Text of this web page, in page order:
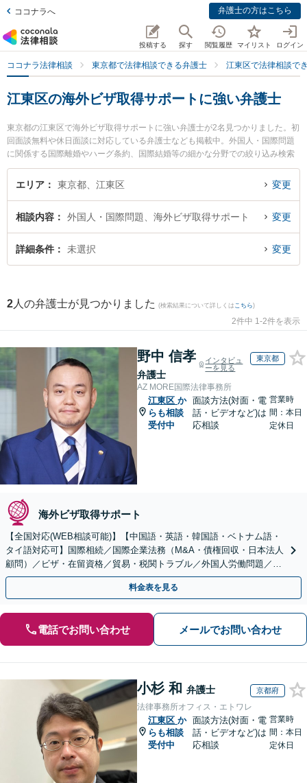
ココナラへ 弁護士の方はこちら
投稿する 探す 閲覧履歴 マイリスト ログイン
ココナラ法律相談 東京都で法律相談できる弁護士 江東区で法律相談で
江東区の海外ビザ取得サポートに強い弁護士
東京都の江東区で海外ビザ取得サポートに強い弁護士が2名見つかりました。初
回面談無料や休日面談に対応している弁護士なども掲載中。外国人・国際問題
に関係する国際離婚やハーグ条約、国際結婚等の細かな分野での絞り込み検索
もでき便利です。特に渡瀨・國松法律事務所の本橋 典也弁護士やもんなか法律
事務所の大谷 真司弁護士のプロフィール情報や弁護士費用、強みなどが注目さ
実績豊富な近くの弁護士を検索したい』『初回相談無料で海外ビザ取得サポー
トを法律相談できる江東区内の弁護士に相談予約したい』などでお困りの相談
者さんにおすすめです。
エリア 東京都、江東区 変更
相談内容 外国人・国際問題、海外ビザ取得サポート 変更
詳細条件 未選択 変更
2 人の弁護士が見つかりました (検索結果について詳しくは こちら)
2件中 1-2件を表示
野中 信孝
弁護士
インタビュ
ーを見る
東京都
AZ MORE国際法律事務所
江東区 か
らも相談
受付中
面談方法(対面・電
話・ビデオなど)は
応相談
営業時
間：本日
定休日
海外ビザ取得サポート
【全国対応(WEB相談可能)】【中国語・英語・韓国語・ベトナム語・
タイ語対応可】国際相続／国際企業法務（M&A・債権回収・日本法人
顧問）／ビザ・在留資格／貿易・税関トラブル／外国人労働問題／外
国人刑事事件など、幅広いご相談に対応可能
料金表を見る
電話でお問い合わせ メールでお問い合わせ
小杉 和 弁護士 京都府
法律事務所オフィス・エトワレ
江東区 か
らも相談
受付中
面談方法(対面・電
話・ビデオなど)は
応相談
営業時
間：本日
定休日